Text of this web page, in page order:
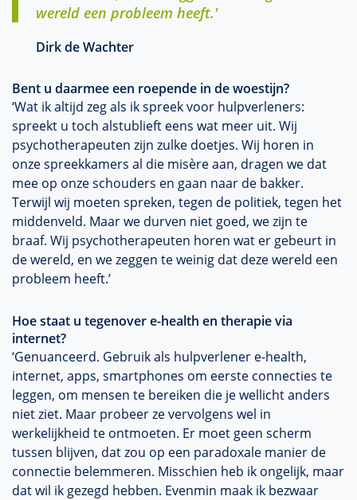
wereld een probleem heeft.'
Dirk de Wachter
Bent u daarmee een roepende in de woestijn?
‘Wat ik altijd zeg als ik spreek voor hulpverleners:
spreekt u toch alstublieft eens wat meer uit. Wij
psychotherapeuten zijn zulke doetjes. Wij horen in
onze spreekkamers al die misère aan, dragen we dat
mee op onze schouders en gaan naar de bakker.
Terwijl wij moeten spreken, tegen de politiek, tegen het
middenveld. Maar we durven niet goed, we zijn te
braaf. Wij psychotherapeuten horen wat er gebeurt in
de wereld, en we zeggen te weinig dat deze wereld een
probleem heeft.’
Hoe staat u tegenover e-health en therapie via
internet?
‘Genuanceerd. Gebruik als hulpverlener e-health,
internet, apps, smartphones om eerste connecties te
leggen, om mensen te bereiken die je wellicht anders
niet ziet. Maar probeer ze vervolgens wel in
werkelijkheid te ontmoeten. Er moet geen scherm
tussen blijven, dat zou op een paradoxale manier de
connectie belemmeren. Misschien heb ik ongelijk, maar
dat wil ik gezegd hebben. Evenmin maak ik bezwaar